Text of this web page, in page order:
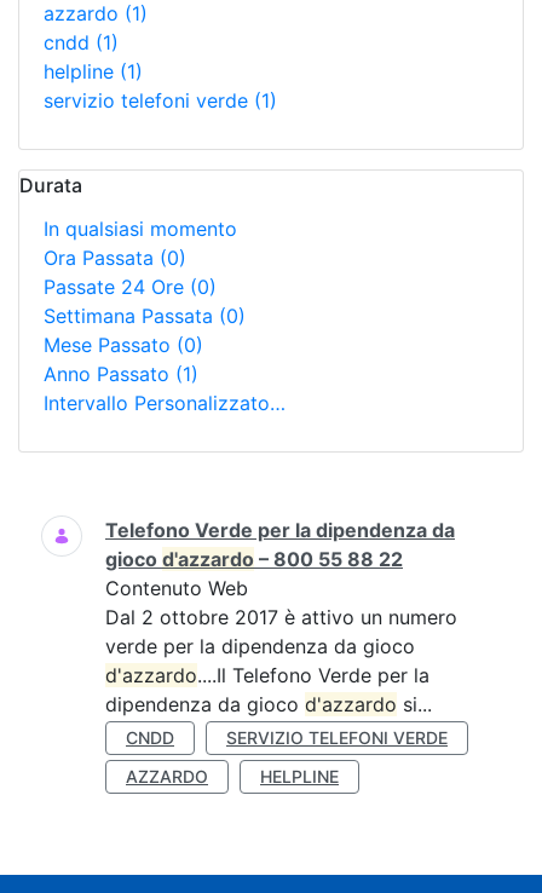
azzardo (1)
cndd (1)
helpline (1)
servizio telefoni verde (1)
Durata
In qualsiasi momento
Ora Passata (0)
Passate 24 Ore (0)
Settimana Passata (0)
Mese Passato (0)
Anno Passato (1)
Intervallo Personalizzato…
Ricerca
Telefono Verde per la dipendenza da
gioco d'azzardo – 800 55 88 22
Contenuto Web
Dal 2 ottobre 2017 è attivo un numero
verde per la dipendenza da gioco
d'azzardo....Il Telefono Verde per la
dipendenza da gioco d'azzardo si...
CNDD
SERVIZIO TELEFONI VERDE
AZZARDO
HELPLINE